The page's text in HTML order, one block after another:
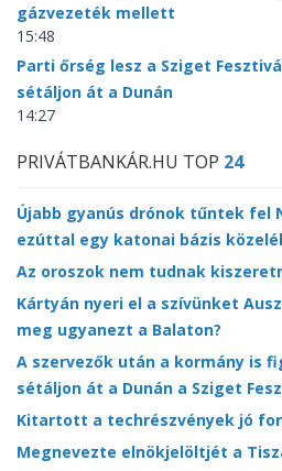
gázvezeték mellett
15:48
Parti őrség lesz a Sziget
sétáljon át a Dunán
14:27
PRIVÁTBANKÁR.HU TOP 24
Újabb gyanús drónok tűntek fel
ezúttal egy katonai bázis
Az oroszok nem tudnak
Kártyán nyeri el a szívünket
meg ugyanezt a Balaton?
A szervezők után a kormány is
sétáljon át a Dunán a Sziget
Kitartott a techrészvények jó
Megnevezte elnökjelöltjét a